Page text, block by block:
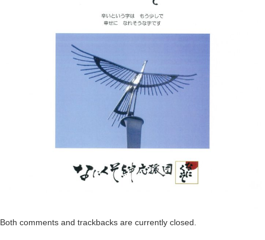
Both comments and trackbacks are currently closed.